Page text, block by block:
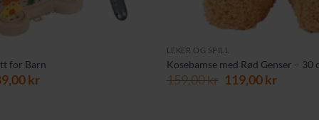
for Barn
krNåværende
LEKER OG SPILL
Kosebamse med Rød Genser – 30
159,00kr Opprinnelig
119,00kr